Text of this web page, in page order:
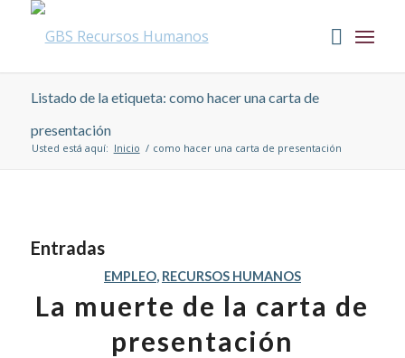
Listado de la etiqueta: como hacer una carta de
presentación
Usted está aquí: Inicio / como hacer una carta de presentación
Entradas
EMPLEO, RECURSOS HUMANOS
La muerte de la carta de
presentación